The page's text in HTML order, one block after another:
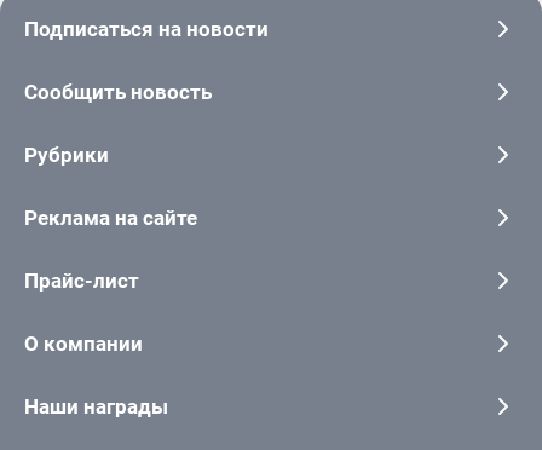
Подписаться на новости
Сообщить новость
Рубрики
Реклама на сайте
Прайс-лист
О компании
Наши награды